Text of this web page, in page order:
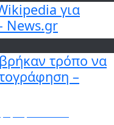
για
News.gr
βρήκαν τρόπο να
–